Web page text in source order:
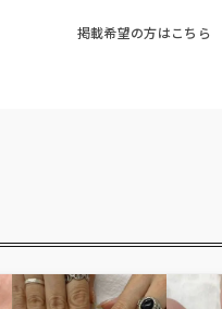
掲載希望の方はこちら